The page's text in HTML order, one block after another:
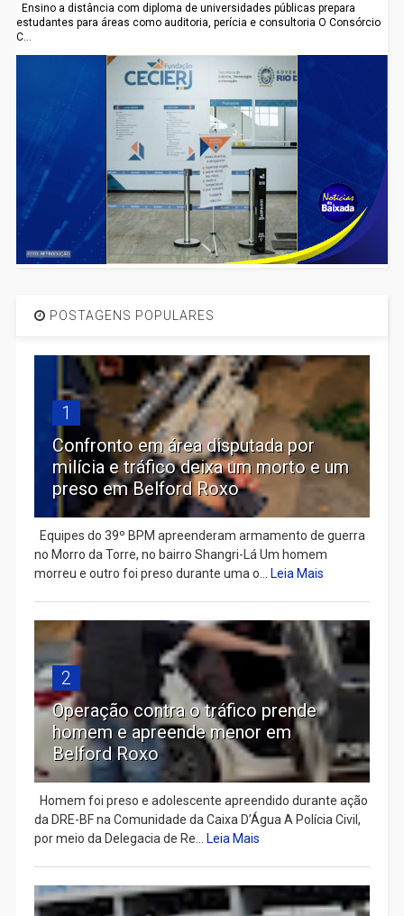
Ensino a distância com diploma de universidades públicas prepara
estudantes para áreas como auditoria, perícia e consultoria O Consórcio
C...
POSTAGENS POPULARES
1
Confronto em área disputada por
milícia e tráfico deixa um morto e um
preso em Belford Roxo
Equipes do 39º BPM apreenderam armamento de guerra
no Morro da Torre, no bairro Shangri-Lá Um homem
morreu e outro foi preso durante uma o... Leia Mais
2
Operação contra o tráfico prende
homem e apreende menor em
Belford Roxo
Homem foi preso e adolescente apreendido durante ação
da DRE-BF na Comunidade da Caixa D’Água A Polícia Civil,
por meio da Delegacia de Re... Leia Mais